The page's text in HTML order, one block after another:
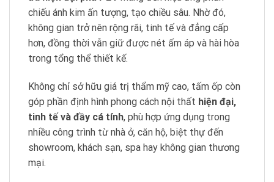
chiếu ánh kim ấn tượng, tạo chiều sâu. Nhờ đó,
không gian trở nên rộng rãi, tinh tế và đẳng cấp
hơn, đồng thời vẫn giữ được nét ấm áp và hài hòa
trong tổng thể thiết kế.
Không chỉ sở hữu giá trị thẩm mỹ cao, tấm ốp còn
góp phần định hình phong cách nội thất hiện đại,
tinh tế và đầy cá tính, phù hợp ứng dụng trong
nhiều công trình từ nhà ở, căn hộ, biệt thự đến
showroom, khách sạn, spa hay không gian thương
mại.